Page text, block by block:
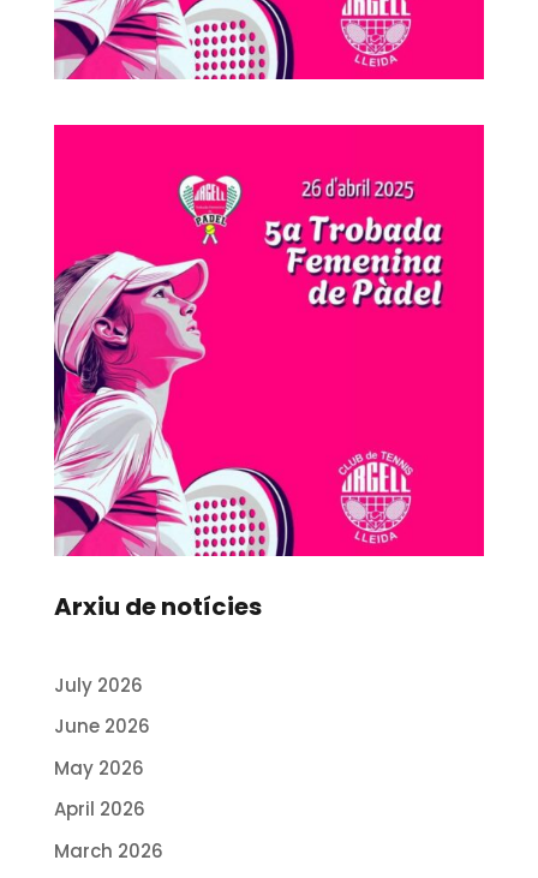
Arxiu de notícies
July 2026
June 2026
May 2026
April 2026
March 2026